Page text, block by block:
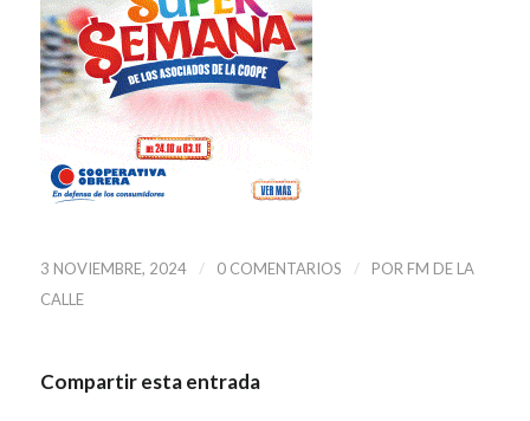
3 NOVIEMBRE, 2024 / 0 COMENTARIOS / POR FM DE LA
CALLE
Compartir esta entrada